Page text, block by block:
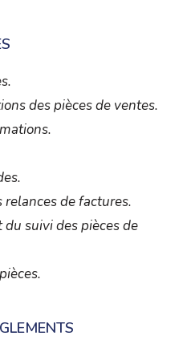
des pièces de ventes.
relances de factures.
suivi des pièces de